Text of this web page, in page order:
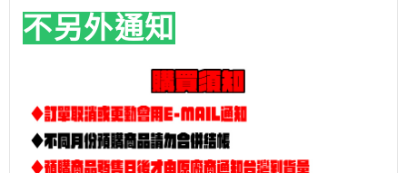
不另外通知